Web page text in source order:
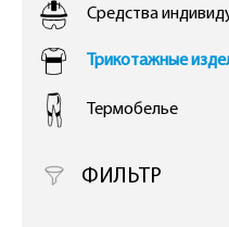
Средства
Трикотажные
Термобелье
ФИЛЬТР